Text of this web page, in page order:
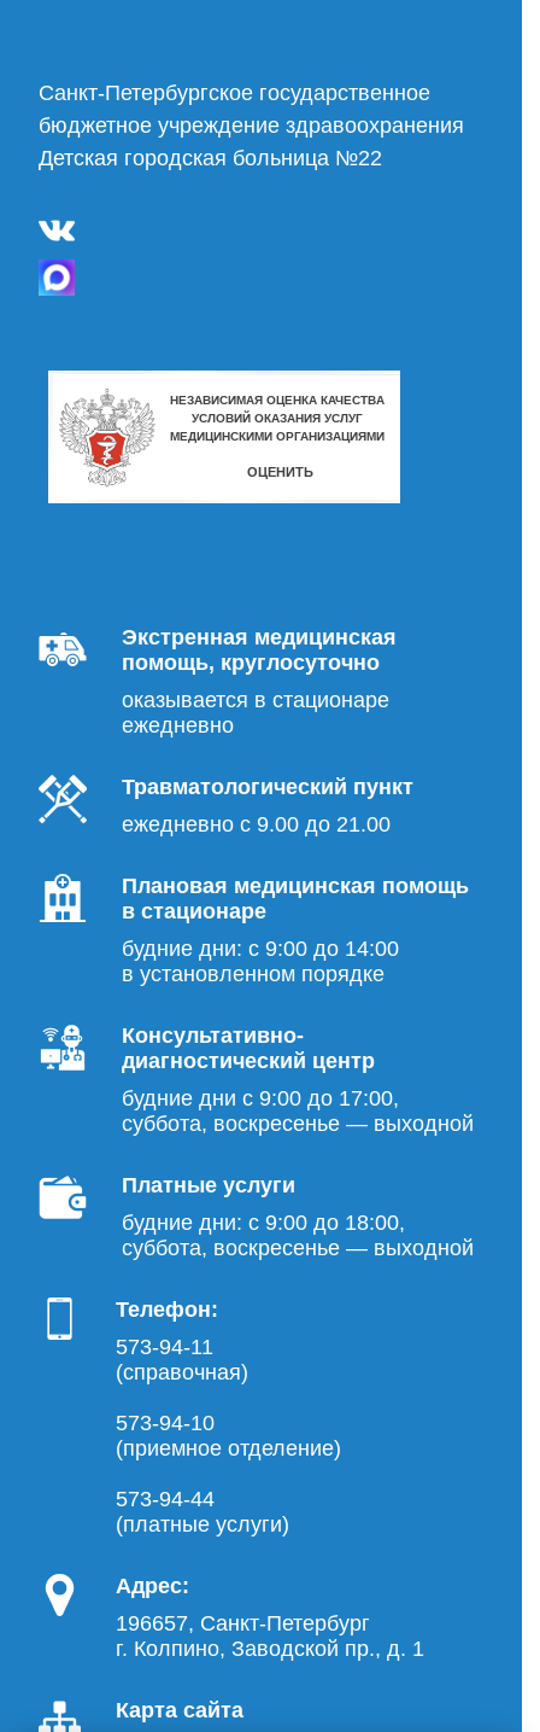
Cанкт-Петербургское государственное
бюджетное учреждение здравоохранения
Детская городская больница №22
Экстренная медицинская
помощь, круглосуточно
оказывается в стационаре
ежедневно
Травматологический пункт
ежедневно с 9.00 до 21.00
Плановая медицинская помощь
в стационаре
будние дни: с 9:00 до 14:00
в установленном порядке
Консультативно-
диагностический центр
будние дни с 9:00 до 17:00,
суббота, воскресенье — выходной
Платные услуги
будние дни: с 9:00 до 18:00,
суббота, воскресенье — выходной
Телефон:
573-94-11
(справочная)
573-94-10
(приемное отделение)
573-94-44
(платные услуги)
Адрес:
196657, Санкт-Петербург
г. Колпино, Заводской пр., д. 1
Карта сайта